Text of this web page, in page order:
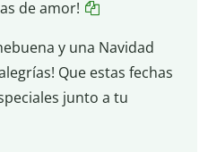
de amor!
y una Navidad
Que estas fechas
junto a tu